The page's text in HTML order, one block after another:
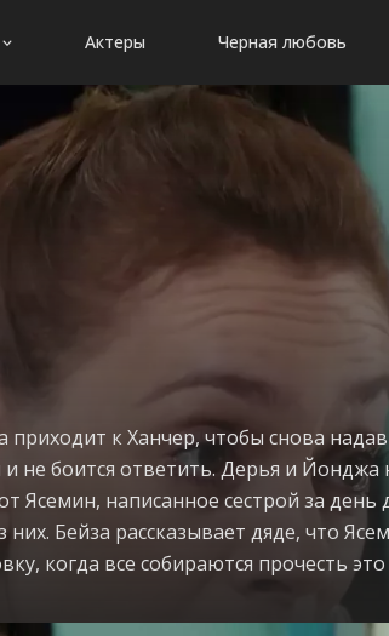
Актеры Черная любовь
приходит к Ханчер, чтобы снова
и не боится ответить. Дерья и
Ясемин, написанное сестрой за
Бейза рассказывает дяде, что
когда все собираются прочесть